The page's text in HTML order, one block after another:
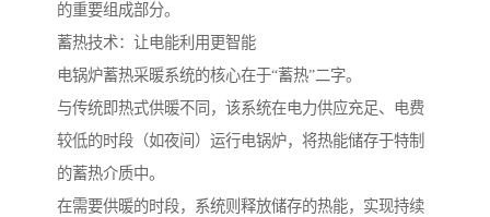
的重要组成部分。
蓄热技术：让电能利用更智能
电锅炉蓄热采暖系统的核心在于“蓄热”二字。
与传统即热式供暖不同，该系统在电力供应充足、电费
较低的时段（如夜间）运行电锅炉，将热能储存于特制
的蓄热介质中。
在需要供暖的时段，系统则释放储存的热能，实现持续